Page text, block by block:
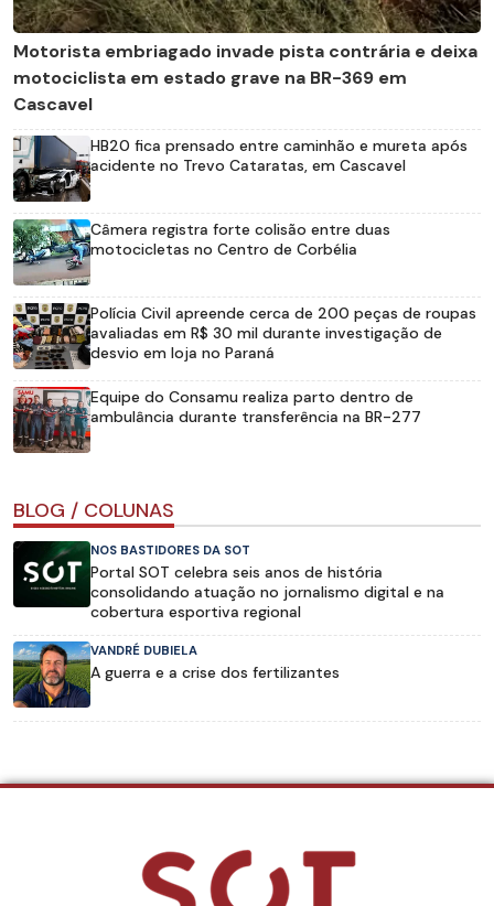
Motorista embriagado invade pista contrária e deixa
motociclista em estado grave na BR-369 em
Cascavel
HB20 fica prensado entre caminhão e mureta após
acidente no Trevo Cataratas, em Cascavel
Câmera registra forte colisão entre duas
motocicletas no Centro de Corbélia
Polícia Civil apreende cerca de 200 peças de roupas
avaliadas em R$ 30 mil durante investigação de
desvio em loja no Paraná
Equipe do Consamu realiza parto dentro de
ambulância durante transferência na BR-277
BLOG / COLUNAS
NOS BASTIDORES DA SOT
Portal SOT celebra seis anos de história
consolidando atuação no jornalismo digital e na
cobertura esportiva regional
VANDRÉ DUBIELA
A guerra e a crise dos fertilizantes